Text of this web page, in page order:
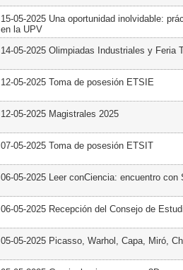
15-05-2025 Una oportunidad inolvidable:
en la UPV
14-05-2025 Olimpiadas Industriales y Feria
12-05-2025 Toma de posesión ETSIE
12-05-2025 Magistrales 2025
07-05-2025 Toma de posesión ETSIT
06-05-2025 Leer conCiencia: encuentro con
06-05-2025 Recepción del Consejo de
05-05-2025 Picasso, Warhol, Capa, Miró,